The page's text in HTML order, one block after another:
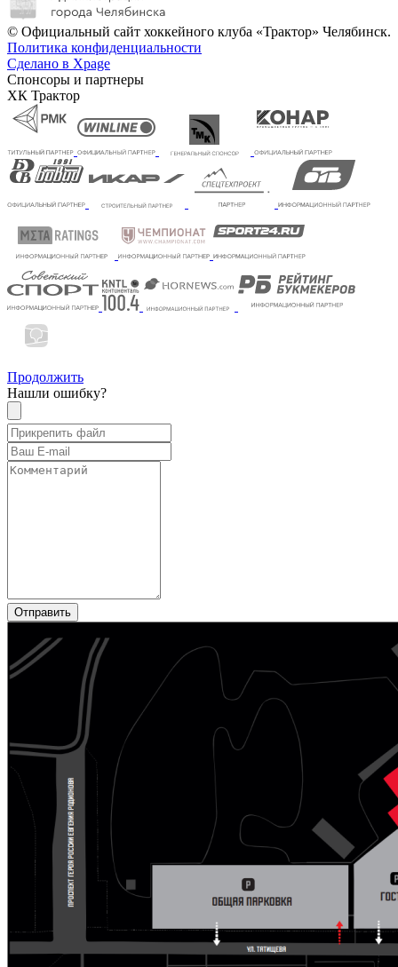
© Официальный сайт хоккейного клуба «Трактор» Челябинск.
Политика конфиденциальности
Сделано в Xpage
Спонсоры и партнеры
ХК Трактор
Продолжить
Нашли ошибку?